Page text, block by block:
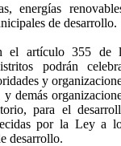
energías
de desarrollo.
el artículo 355 de
podrán
y
demás
para el
por la Ley a
desarrollo.